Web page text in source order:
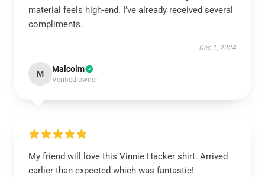
material feels high-end. I’ve already received several
compliments.
Dec 1, 2024
M Malcolm
Verified owner
My friend will love this Vinnie Hacker shirt. Arrived
earlier than expected which was fantastic!